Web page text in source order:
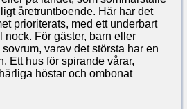
åretruntboende. Här har det
prioriterats, med ett underbart
nock. För gäster, barn eller
varav det största har en
Ett hus för spirande vårar,
höstar och ombonat